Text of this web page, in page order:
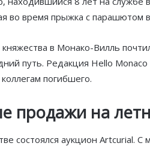
во время прыжка с парашютом
княжества в Монако-Вилль
путь. Редакция Hello
погибшего.
продажи на
состоялся аукцион Artcurial.